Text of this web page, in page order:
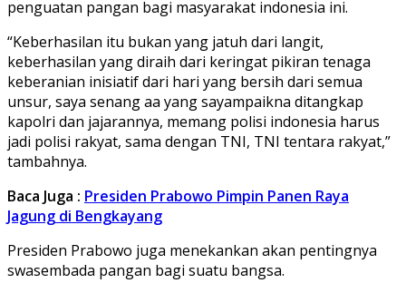
penguatan pangan bagi masyarakat indonesia ini.
“Keberhasilan itu bukan yang jatuh dari langit,
keberhasilan yang diraih dari keringat pikiran tenaga
keberanian inisiatif dari hari yang bersih dari semua
unsur, saya senang aa yang sayampaikna ditangkap
kapolri dan jajarannya, memang polisi indonesia harus
jadi polisi rakyat, sama dengan TNI, TNI tentara rakyat,”
tambahnya.
Baca Juga : Presiden Prabowo Pimpin Panen Raya
Jagung di Bengkayang
Presiden Prabowo juga menekankan akan pentingnya
swasembada pangan bagi suatu bangsa.